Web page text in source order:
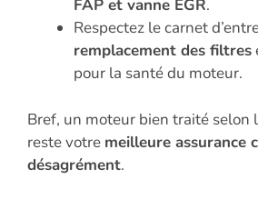
FAP et vanne EGR.
Respectez le carnet
remplacement des filtres
pour la santé du moteur.
Bref, un moteur bien traité selon
reste votre meilleure assurance
désagrément.